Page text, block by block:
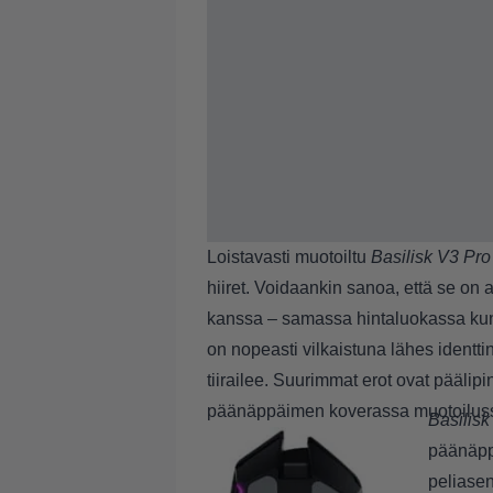
Loistavasti muotoiltu Basilisk V3 Pro
hiiret. Voidaankin sanoa, että se
kanssa – samassa hintaluokassa
on nopeasti vilkaistuna lähes
tiirailee. Suurimmat erot ovat
päänäppäimen koverassa